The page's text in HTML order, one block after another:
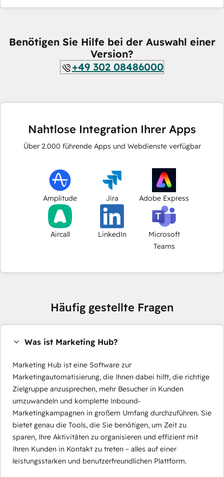
Benötigen Sie Hilfe bei der Auswahl einer
Version?
+49 302 08486000
Nahtlose Integration Ihrer Apps
Über 2.000 führende Apps und Webdienste verfügbar
Amplitude Jira Adobe Express
Aircall LinkedIn
Microsoft
Teams
Häufig gestellte Fragen
Was ist Marketing Hub?
Marketing Hub ist eine Software zur
Marketingautomatisierung, die Ihnen dabei hilft, die richtige
Zielgruppe anzusprechen, mehr Besucher in Kunden
umzuwandeln und komplette Inbound-
Marketingkampagnen in großem Umfang durchzuführen. Sie
bietet genau die Tools, die Sie benötigen, um Zeit zu
sparen, Ihre Aktivitäten zu organisieren und effizient mit
Ihren Kunden in Kontakt zu treten – alles auf einer
leistungsstarken und benutzerfreundlichen Plattform.